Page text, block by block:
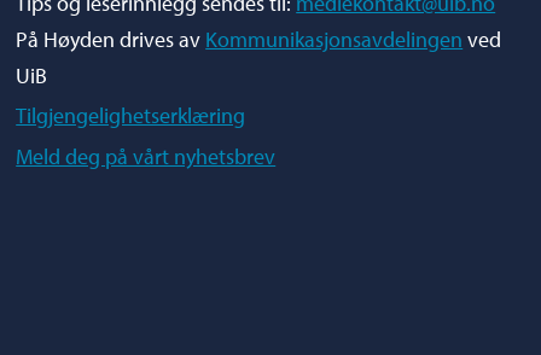
På Høyden drives av Kommunikasjonsavdelingen ved
UiB
Tilgjengelighetserklæring
Meld deg på vårt nyhetsbrev